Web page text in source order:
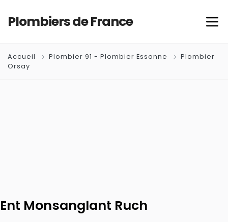
Plombiers de France
Accueil Plombier 91 - Plombier Essonne
Plombier
Orsay
Ent Monsanglant Ruch